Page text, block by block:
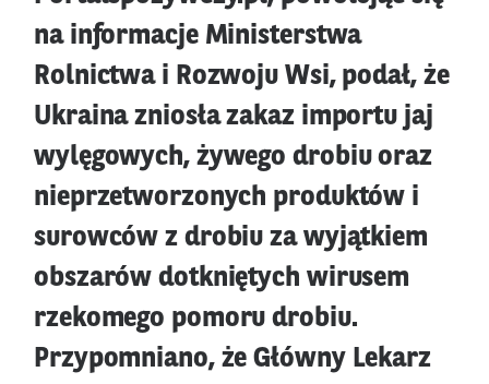
na informacje Ministerstwa
Rolnictwa i Rozwoju Wsi, podał, że
Ukraina zniosła zakaz importu jaj
wylęgowych, żywego drobiu oraz
nieprzetworzonych produktów i
surowców z drobiu za wyjątkiem
obszarów dotkniętych wirusem
rzekomego pomoru drobiu.
Przypomniano, że Główny Lekarz